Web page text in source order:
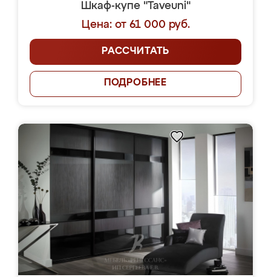
Шкаф-купе "Taveuni"
Цена: от 61 000 руб.
РАССЧИТАТЬ
ПОДРОБНЕЕ